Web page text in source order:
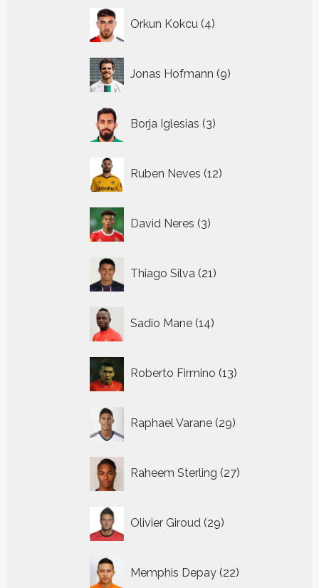
Orkun Kokcu 4
producten
Jonas Hofmann 9
producten
Borja Iglesias 3
producten
Ruben Neves 12
producten
David Neres 3
producten
Thiago Silva 21
producten
Sadio Mane 14
producten
Roberto Firmino 13
producten
Raphael Varane 29
producten
Raheem Sterling 27
producten
Olivier Giroud 29
producten
Memphis Depay 22
producten